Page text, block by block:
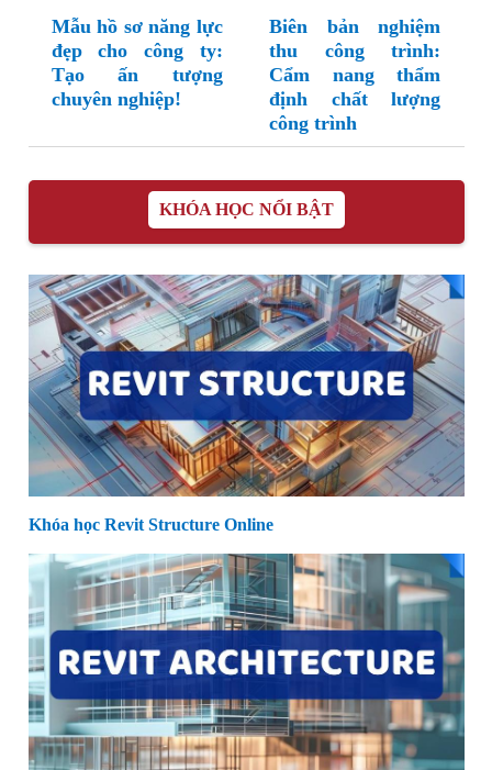
Mẫu hồ sơ năng lực
đẹp cho công ty:
Tạo ấn tượng
chuyên nghiệp!
Biên bản nghiệm
thu công trình:
Cẩm nang thẩm
định chất lượng
công trình
KHÓA HỌC NỔI BẬT
Khóa học Revit Structure Online